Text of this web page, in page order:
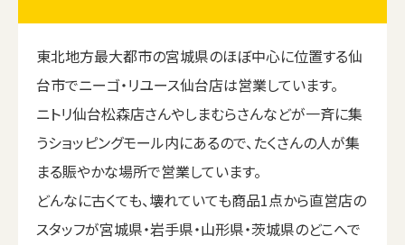
東北地方最大都市の宮城県のほぼ中心に位置する仙
台市でニーゴ・リユース仙台店は営業しています。
ニトリ仙台松森店さんやしまむらさんなどが一斉に集
うショッピングモール内にあるので、たくさんの人が集
まる賑やかな場所で営業しています。
どんなに古くても、壊れていても商品1点から直営店の
スタッフが宮城県・岩手県・山形県・茨城県のどこへで